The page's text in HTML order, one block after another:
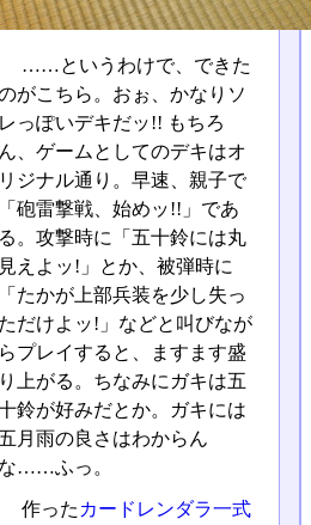
……というわけで、できた
がこちら。おぉ、かなりソ
レっぽいデキだッ!! もちろ
ん、ゲームとしてのデキはオ
リジナル通り。早速、親子で
「砲雷撃戦、始めッ!!」であ
る。攻撃時に「五十鈴には丸
見えよッ!」とか、被弾時に
「たかが上部兵装を少し失っ
ただけよッ!」などと叫びなが
らプレイすると、ますます盛
り上がる。ちなみにガキは五
鈴が好みだとか。ガキには
五月雨の良さはわからん
な……ふっ。
作った カードレンダラ一式